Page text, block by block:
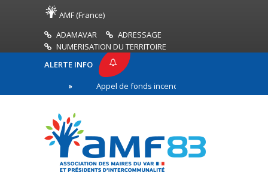
AMF (France)
ADAMAVAR
ADRESSAGE
NUMERISATION DU TERRITOIRE
ALERTE INFO
Appel de fonds incendies de forêt
ligne